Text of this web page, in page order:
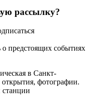
рассылку?
предстоящих событиях
в Санкт-
открытия, фотографии.
станции